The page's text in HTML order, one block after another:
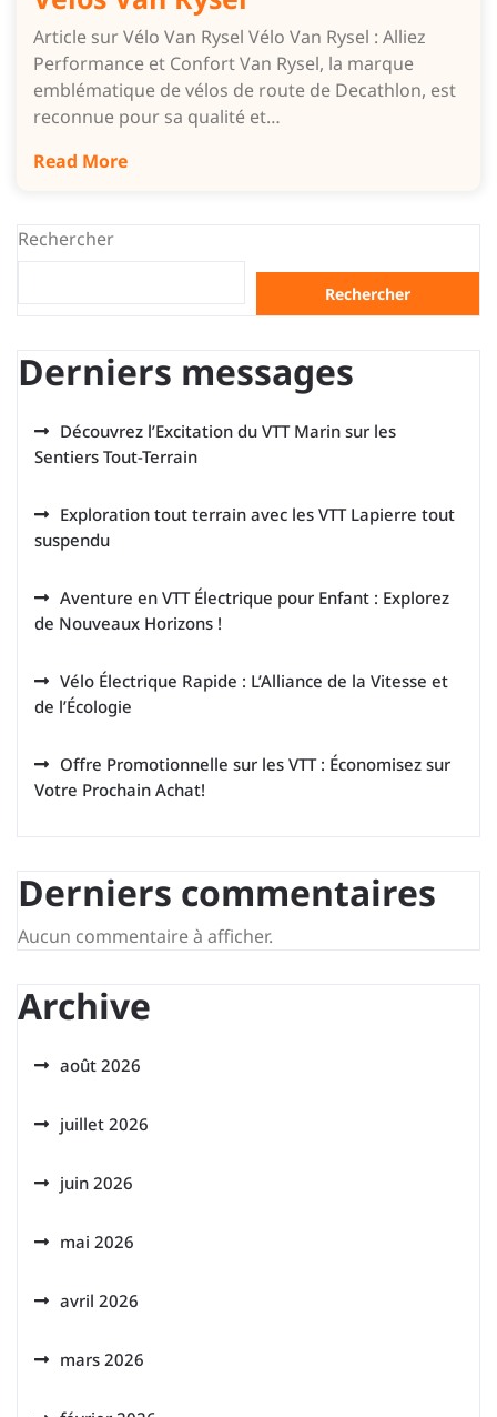
Article sur Vélo Van Rysel Vélo Van Rysel : Alliez
Performance et Confort Van Rysel, la marque
emblématique de vélos de route de Decathlon, est
reconnue pour sa qualité et…
Read More
Rechercher
Rechercher
Derniers messages
Découvrez l’Excitation du VTT Marin sur les
Sentiers Tout-Terrain
Exploration tout terrain avec les VTT Lapierre tout
suspendu
Aventure en VTT Électrique pour Enfant : Explorez
de Nouveaux Horizons !
Vélo Électrique Rapide : L’Alliance de la Vitesse et
de l’Écologie
Offre Promotionnelle sur les VTT : Économisez sur
Votre Prochain Achat!
Derniers commentaires
Aucun commentaire à afficher.
Archive
août 2026
juillet 2026
juin 2026
mai 2026
avril 2026
mars 2026